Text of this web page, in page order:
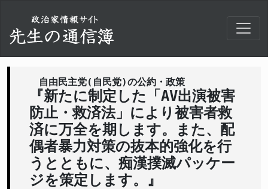
自由民主党(自民党)の公約・政策
『新たに制定した「AV出演被害
防止・救済法」により被害者救
済に万全を期します。また、配
偶者暴力対策の抜本的強化を行
うとともに、痴漢撲滅パッケー
ジを策定します。』